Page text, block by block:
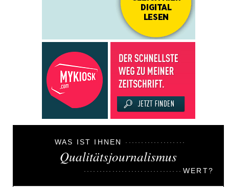
WAS IST IHNEN
Qualitätsjournalismus
WERT?